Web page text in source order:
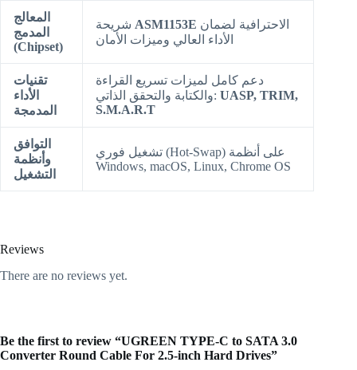
المعالج
المدمج
(Chipset)
ASM1153E
الأداء العالي وميزات الأمان
تقنيات
الأداء
المدمجة
دعم كامل لميزات تسريع القراءة
والكتابة والتحقق الذاتي: UASP, TRIM,
S.M.A.R.T
التوافق
وأنظمة
التشغيل
تشغيل فوري (Hot-Swap) على أنظمة
Windows, macOS, Linux, Chrome OS
Reviews
There are no reviews yet.
Be the first to review “UGREEN TYPE-C to SATA 3.0
Converter Round Cable For 2.5-inch Hard Drives”